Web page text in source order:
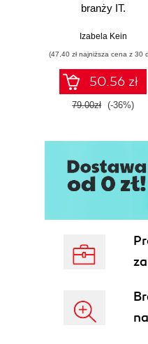
O autorach
branży IT.
przykłady i
Izabela Kein
(47,40 zł najniższa cena z 30
50.56 zł
79.00zł (-36%)